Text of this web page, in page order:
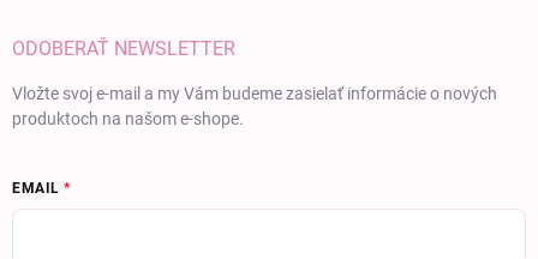
ODOBERAŤ NEWSLETTER
Vložte svoj e-mail a my Vám budeme zasielať informácie o nových
produktoch na našom e-shope.
EMAIL